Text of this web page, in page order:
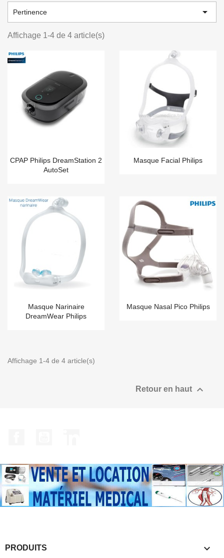
Pertinence 
Affichage 1-4 de 4 article(s)
CPAP Philips DreamStation 2
AutoSet
Masque Facial Philips
Masque Narinaire
DreamWear Philips
Masque Nasal Pico Philips
Affichage 1-4 de 4 article(s)
Retour en haut 
PRODUITS 